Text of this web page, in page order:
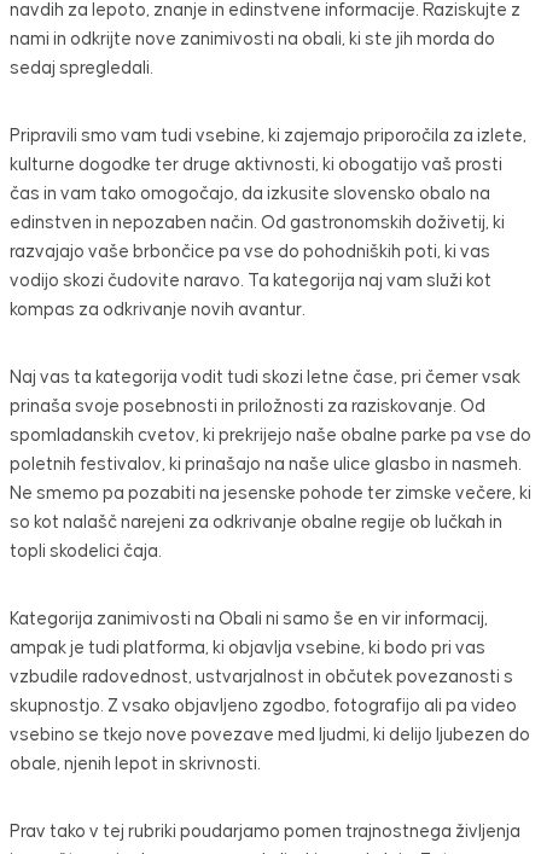
navdih za lepoto, znanje in edinstvene informacije. Raziskujte z
nami in odkrijte nove zanimivosti na obali, ki ste jih morda do
sedaj spregledali.
Pripravili smo vam tudi vsebine, ki zajemajo priporočila za izlete,
kulturne dogodke ter druge aktivnosti, ki obogatijo vaš prosti
čas in vam tako omogočajo, da izkusite slovensko obalo na
edinstven in nepozaben način. Od gastronomskih doživetij, ki
razvajajo vaše brbončice pa vse do pohodniških poti, ki vas
vodijo skozi čudovite naravo. Ta kategorija naj vam služi kot
kompas za odkrivanje novih avantur.
Naj vas ta kategorija vodit tudi skozi letne čase, pri čemer vsak
prinaša svoje posebnosti in priložnosti za raziskovanje. Od
spomladanskih cvetov, ki prekrijejo naše obalne parke pa vse do
poletnih festivalov, ki prinašajo na naše ulice glasbo in nasmeh.
Ne smemo pa pozabiti na jesenske pohode ter zimske večere, ki
so kot nalašč narejeni za odkrivanje obalne regije ob lučkah in
topli skodelici čaja.
Kategorija zanimivosti na Obali ni samo še en vir informacij,
ampak je tudi platforma, ki objavlja vsebine, ki bodo pri vas
vzbudile radovednost, ustvarjalnost in občutek povezanosti s
skupnostjo. Z vsako objavljeno zgodbo, fotografijo ali pa video
vsebino se tkejo nove povezave med ljudmi, ki delijo ljubezen do
obale, njenih lepot in skrivnosti.
Prav tako v tej rubriki poudarjamo pomen trajnostnega življenja